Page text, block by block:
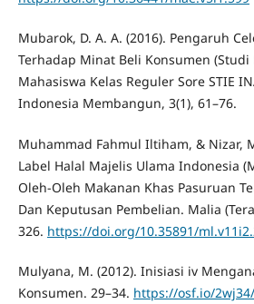
Mubarok, D. A. A. (2016). Pengaruh
Terhadap Minat Beli Konsumen (Studi
Mahasiswa Kelas Reguler Sore STIE
Indonesia Membangun, 3(1), 61–76.
Muhammad Fahmul Iltiham, & Nizar,
Label Halal Majelis Ulama Indonesia
Oleh-Oleh Makanan Khas Pasuruan
Dan Keputusan Pembelian. Malia
326. https://doi.org/10.35891/
Mulyana, M. (2012). Inisiasi iv
Konsumen. 29–34. https://osf.io/